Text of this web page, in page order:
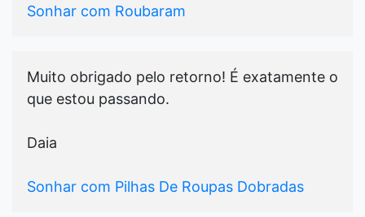
Sonhar com Roubaram
Muito obrigado pelo retorno! É exatamente o
que estou passando.
Daia
Sonhar com Pilhas De Roupas Dobradas